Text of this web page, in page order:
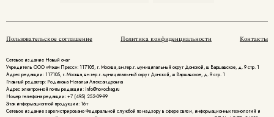
Пользовательское соглашение Политика конфиденциальности Контакты
Сетевое издание Новый очаг
Учредитель ООО «Фэшн Пресс»: 117105, г. Москва, вн.тер.г. муниципальный округ Донской, ш Варшавское, д. 9 стр. 1
Адрес редакции: 117105, г. Москва, вн.тер.г. муниципальный округ Донской, ш Варшавское, д. 9 стр. 1
Главный редактор: Родикова Наталья Александровна
Адрес электронной почты редакции: info@novochag.ru
Номер телефона редакции: +7 (495) 252-09-99
Знак информационной продукции: 16+
Cетевое издание зарегистрировано Федеральной службой по надзору в сфере связи, информационных технологий и